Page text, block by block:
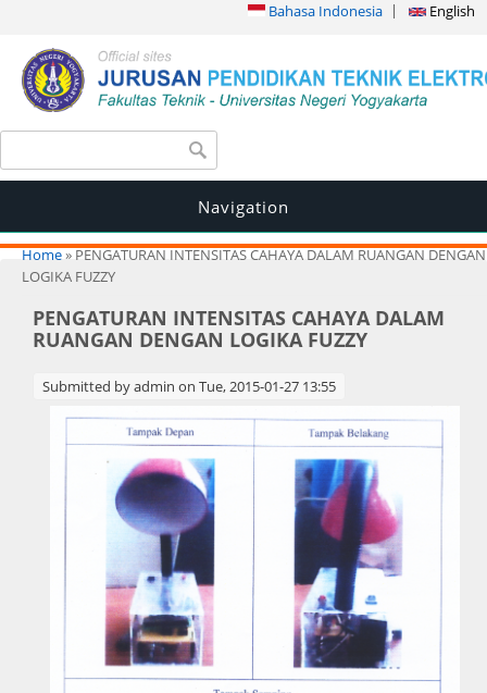
Bahasa Indonesia English
Search form
Navigation
You are here
Home» PENGATURAN INTENSITAS CAHAYA DALAM RUANGAN DENGAN
LOGIKA FUZZY
PENGATURAN INTENSITAS CAHAYA DALAM
RUANGAN DENGAN LOGIKA FUZZY
Submitted byadmin on Tue, 2015-01-27 13:55